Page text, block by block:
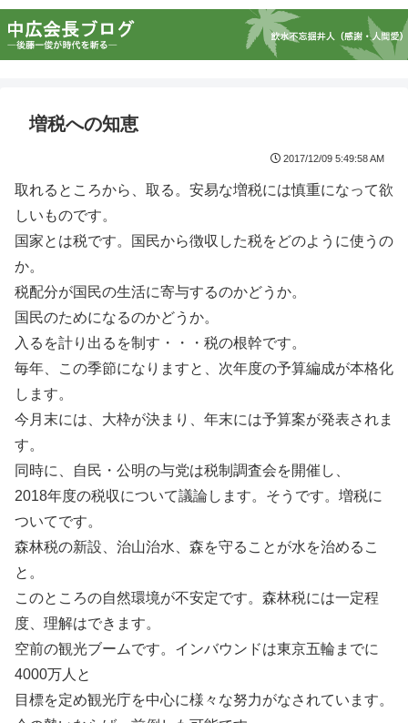
増税への知恵
2017/12/09 5:49:58 AM
取れるところから、取る。安易な増税には慎重になって欲
しいものです。
国家とは税です。国民から徴収した税をどのように使うの
か。
税配分が国民の生活に寄与するのかどうか。
国民のためになるのかどうか。
入るを計り出るを制す・・・税の根幹です。
毎年、この季節になりますと、次年度の予算編成が本格化
します。
今月末には、大枠が決まり、年末には予算案が発表されま
す。
同時に、自民・公明の与党は税制調査会を開催し、
2018年度の税収について議論します。そうです。増税に
ついてです。
森林税の新設、治山治水、森を守ることが水を治めるこ
と。
このところの自然環境が不安定です。森林税には一定程
度、理解はできます。
空前の観光ブームです。インバウンドは東京五輪までに
4000万人と
目標を定め観光庁を中心に様々な努力がなされています。